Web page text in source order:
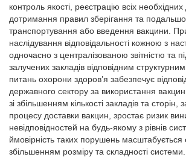
контроль якості, реєстрацію всіх
дотримання правил зберігання та
транспортування або введення вакцини.
наслідування відповідальності кожною з
одночасно з централізованою звітністю та
залучених закладів відповідним
питань охорони здоров’я забезпечує
державного сектору за використання
зі збільшенням кількості закладів та сторін,
процесу доставки вакцин, зростає ризик
невідповідностей на будь-якому з рівнів
ймовірність таких порушень масштабується
збільшенням розміру та складності системи.